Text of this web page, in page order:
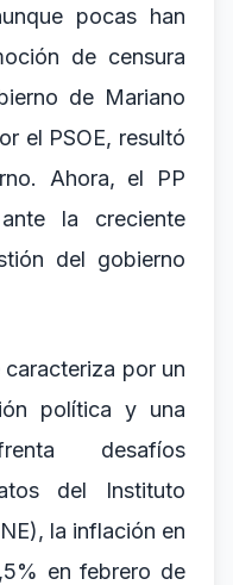
pocas han
de censura
de Mariano
el PSOE, resultó
Ahora, el PP
la creciente
del gobierno
por un
política y una
desafíos
del Instituto
la inflación en
en febrero de